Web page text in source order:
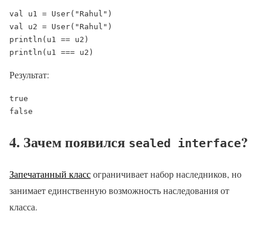
val u1 = User("Rahul")
val u2 = User("Rahul")
println(u1 == u2)
println(u1 === u2)
Результат:
true
false
4. Зачем появился sealed interface?
Запечатанный классограничивает набор наследников, но
занимает единственную возможность наследования от
класса.